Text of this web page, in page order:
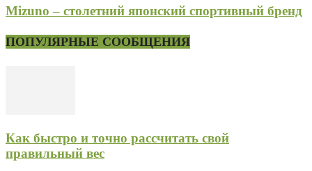
Mizuno – столетний японский спортивный бренд
ПОПУЛЯРНЫЕ СООБЩЕНИЯ
Как быстро и точно рассчитать свой
правильный вес